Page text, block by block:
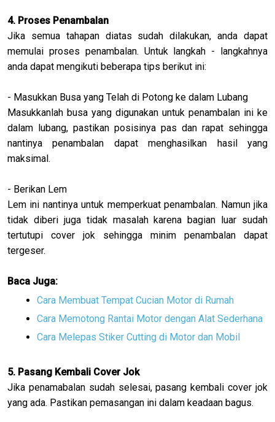
4. Proses Penambalan
Jika semua tahapan diatas sudah dilakukan, anda dapat
memulai proses penambalan. Untuk langkah - langkahnya
anda dapat mengikuti beberapa tips berikut ini:
- Masukkan Busa yang Telah di Potong ke dalam Lubang
Masukkanlah busa yang digunakan untuk penambalan ini ke
dalam lubang, pastikan posisinya pas dan rapat sehingga
nantinya penambalan dapat menghasilkan hasil yang
maksimal.
- Berikan Lem
Lem ini nantinya untuk memperkuat penambalan. Namun jika
tidak diberi juga tidak masalah karena bagian luar sudah
tertutupi cover jok sehingga minim penambalan dapat
tergeser.
Baca Juga:
Cara Membuat Tempat Cucian Motor di Rumah
Cara Memotong Rantai Motor dengan Alat Sederhana
Cara Melepas Stiker Cutting di Motor dan Mobil
5. Pasang Kembali Cover Jok
Jika penamabalan sudah selesai, pasang kembali cover jok
yang ada. Pastikan pemasangan ini dalam keadaan bagus.